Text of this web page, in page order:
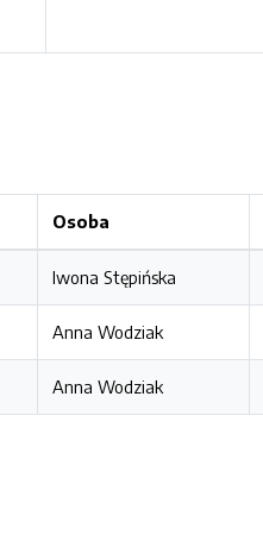
Osoba
Iwona Stępińska
Anna Wodziak
Anna Wodziak